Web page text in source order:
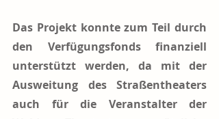
Das Projekt konnte zum Teil durch
den Verfügungsfonds finanziell
unterstützt werden, da mit der
Ausweitung des Straßentheaters
auch für die Veranstalter der